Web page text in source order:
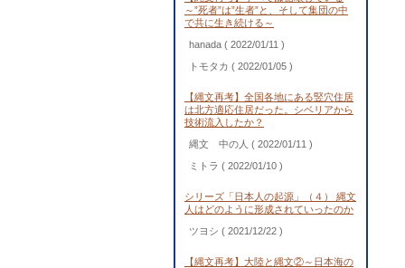
～”死者”は”生者”と、そして集団の中
で共に生き続ける～
hanada ( 2022/01/11 )
トモタカ ( 2022/01/05 )
【縄文再考】全国各地にある竪穴住居
は北方適応住居だった。シベリアから
技術流入したか？
縄文 中の人 ( 2022/01/11 )
ミトラ ( 2022/01/10 )
シリーズ「日本人の起源」（４） 縄文
人はどのように形成されていったのか
ツヨシ ( 2021/12/22 )
【縄文再考】大陸と縄文②～日本海の